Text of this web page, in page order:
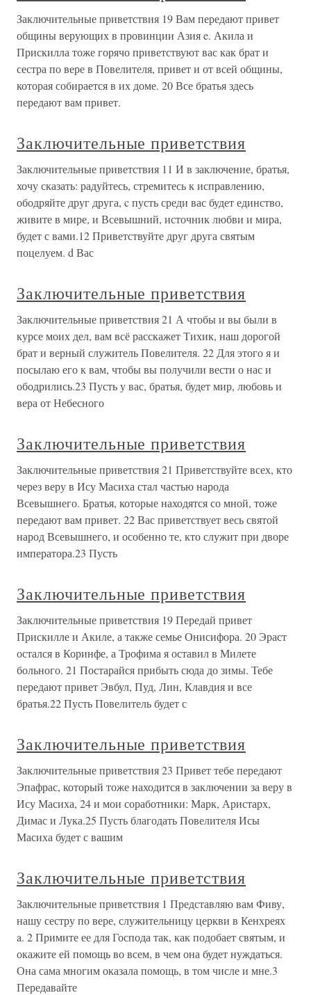
Заключительные приветствия 19 Вам передают привет
общины верующих в провинции Азия e. Акила и
Прискилла тоже горячо приветствуют вас как брат и
сестра по вере в Повелителя, привет и от всей общины,
которая собирается в их доме. 20 Все братья здесь
передают вам привет.
Заключительные приветствия
Заключительные приветствия 11 И в заключение, братья,
хочу сказать: радуйтесь, стремитесь к исправлению,
ободряйте друг друга, c пусть среди вас будет единство,
живите в мире, и Всевышний, источник любви и мира,
будет с вами.12 Приветствуйте друг друга святым
поцелуем. d Вас
Заключительные приветствия
Заключительные приветствия 21 А чтобы и вы были в
курсе моих дел, вам всё расскажет Тихик, наш дорогой
брат и верный служитель Повелителя. 22 Для этого я и
посылаю его к вам, чтобы вы получили вести о нас и
ободрились.23 Пусть у вас, братья, будет мир, любовь и
вера от Небесного
Заключительные приветствия
Заключительные приветствия 21 Приветствуйте всех, кто
через веру в Ису Масиха стал частью народа
Всевышнего. Братья, которые находятся со мной, тоже
передают вам привет. 22 Вас приветствует весь святой
народ Всевышнего, и особенно те, кто служит при дворе
императора.23 Пусть
Заключительные приветствия
Заключительные приветствия 19 Передай привет
Прискилле и Акиле, а также семье Онисифора. 20 Эраст
остался в Коринфе, а Трофима я оставил в Милете
больного. 21 Постарайся прибыть сюда до зимы. Тебе
передают привет Эвбул, Пуд, Лин, Клавдия и все
братья.22 Пусть Повелитель будет с
Заключительные приветствия
Заключительные приветствия 23 Привет тебе передают
Эпафрас, который тоже находится в заключении за веру в
Ису Масиха, 24 и мои соработники: Марк, Аристарх,
Димас и Лука.25 Пусть благодать Повелителя Исы
Масиха будет с вашим
Заключительные приветствия
Заключительные приветствия 1 Представляю вам Фиву,
нашу сестру по вере, служительницу церкви в Кенхреях
a. 2 Примите ее для Господа так, как подобает святым, и
окажите ей помощь во всем, в чем она будет нуждаться.
Она сама многим оказала помощь, в том числе и мне.3
Передавайте